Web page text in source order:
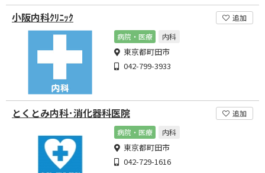
小阪内科ｸﾘﾆｯｸ
追加
病院・医療
内科
東京都町田市
042-799-3933
とくとみ内科･消化器科医院
追加
病院・医療
内科
東京都町田市
042-729-1616